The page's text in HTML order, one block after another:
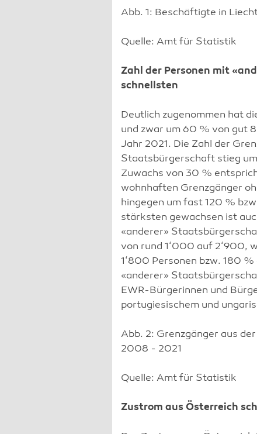
Abb. 1: Beschäftigte in
Quelle: Amt für Statistik
Zahl der Personen mit
schnellsten
Deutlich zugenommen hat
und zwar um 60 % von gut
Jahr 2021. Die Zahl der
Staatsbürgerschaft stieg
Zuwachs von 30 %
wohnhaften Grenzgänger
hingegen um fast 120 %
stärksten gewachsen ist
«anderer»
von rund 1‘000 auf 2‘900,
1‘800 Personen bzw. 180
«anderer»
EWR-Bürgerinnen und
portugiesischem und
Abb. 2: Grenzgänger aus
2008 - 2021
Quelle: Amt für Statistik
Zustrom aus Österreich